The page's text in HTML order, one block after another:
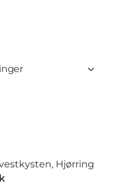
Hjørring